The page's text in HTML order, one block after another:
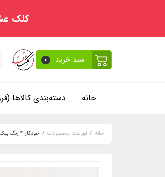
کلک
سبد خرید 0
خانه دسته‌بندی کالاها
خانه فهرست محصولات خودکار ۴ رنگ بیک با بدنه شاین قرمز